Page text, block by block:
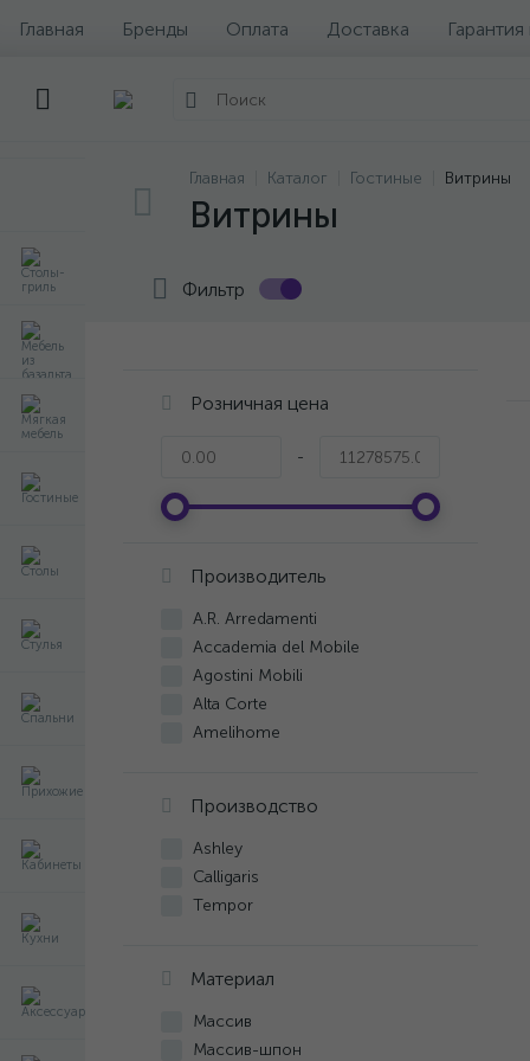
Главная Бренды Оплата Доставка
Главная Каталог Гостиные Витрины
Витрины
Фильтр
Розничная цена
-
Производитель
A.R. Arredamenti
Accademia del Mobile
Agostini Mobili
Alta Corte
Amelihome
Annibale Colombo
Arca
Ashley
Avenanti
Bamar
Barnini Oseo
Berkenwood
Производство
Ashley
Calligaris
Tempor
Материал
Массив
Массив-шпон